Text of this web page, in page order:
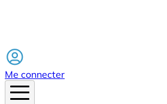
Me connecter